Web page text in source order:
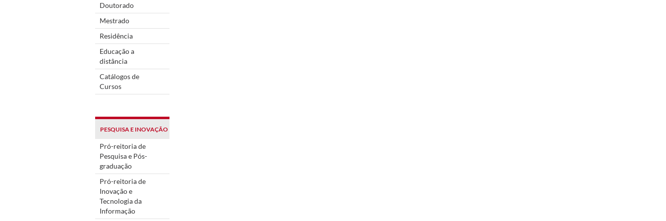
Doutorado
Mestrado
Residência
Educação a
distância
Catálogos de
Cursos
PESQUISA E INOVAÇÃO
Pró-reitoria de
Pesquisa e Pós-
graduação
Pró-reitoria de
Inovação e
Tecnologia da
Informação